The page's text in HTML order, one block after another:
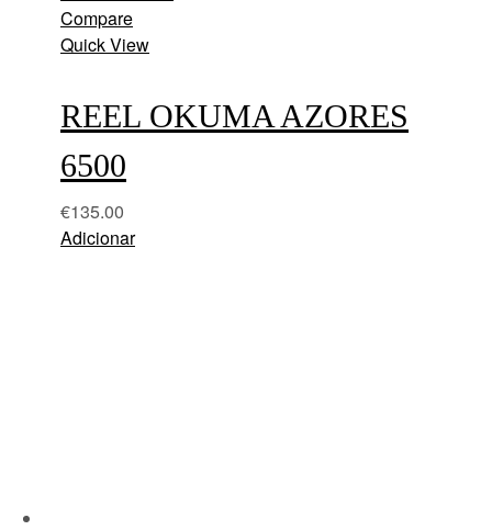
Compare
Quick View
REEL OKUMA AZORES
6500
€135.00
Adicionar